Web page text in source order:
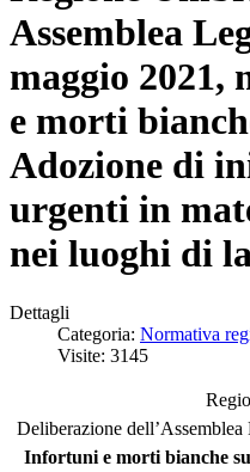
Assemblea
maggio 2021,
e morti
Adozione di
urgenti in
nei luoghi di
Dettagli
Categoria: Normativa
Visite: 3145
Deliberazione
Infortuni e morti bianche